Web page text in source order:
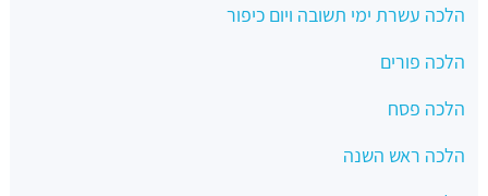
הלכה עשרת ימי תשובה ויום כיפור
הלכה פורים
הלכה פסח
הלכה ראש השנה